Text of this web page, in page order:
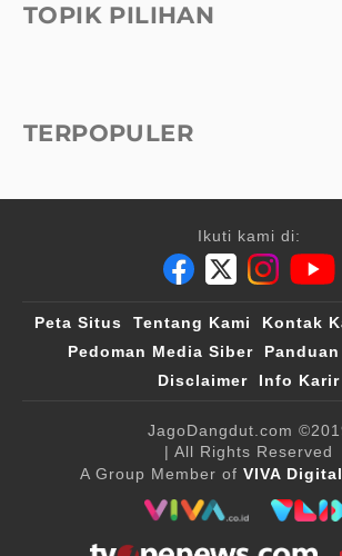
TOPIK PILIHAN
TERPOPULER
Ikuti kami di:
Peta Situs Tentang Kami Kontak
Pedoman Media Siber
Disclaimer
Info Karir
JagoDangdut.com
| All Rights Reserved
A Group Member of VIVA